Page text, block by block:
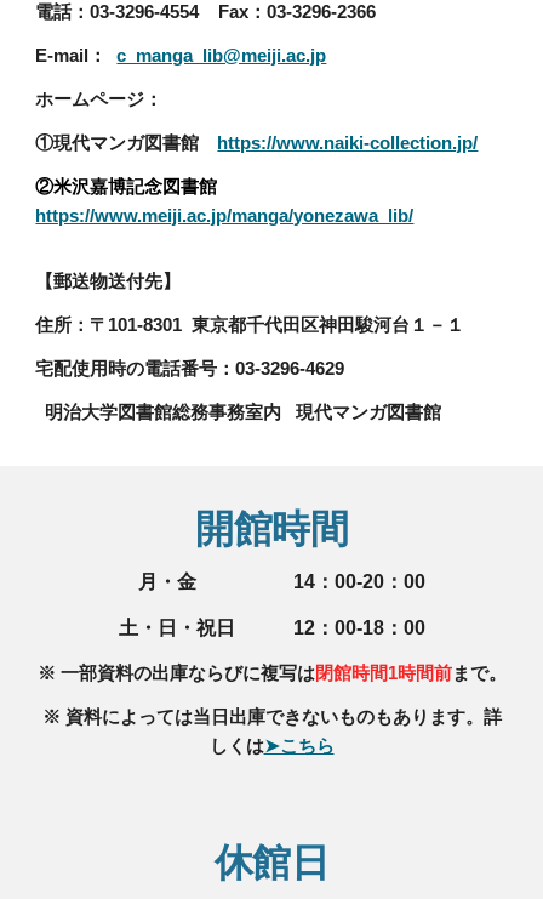
電話：03-3296-4554 Fax：03-3296-2366
E-mail：c_manga_lib@meiji.ac.jp
ホームページ：
①現代マンガ図書館 https://www.naiki-collection.jp/
②米沢嘉博記念図書館
https://www.meiji.ac.jp/manga/yonezawa_lib/
【郵送物送付先】
住所：〒101-8301 東京都千代田区神田駿河台１－１
宅配使用時の電話番号：03-3296-4629
明治大学図書館総務事務室内 現代マンガ図書館
開館時間
月・金 14：00-20：00
土・日・祝日 12：00-18：00
※ 一部資料の出庫ならびに複写は閉館時間1時間前まで。
※ 資料によっては当日出庫できないものもあります。詳
しくは➤こちら
休館日